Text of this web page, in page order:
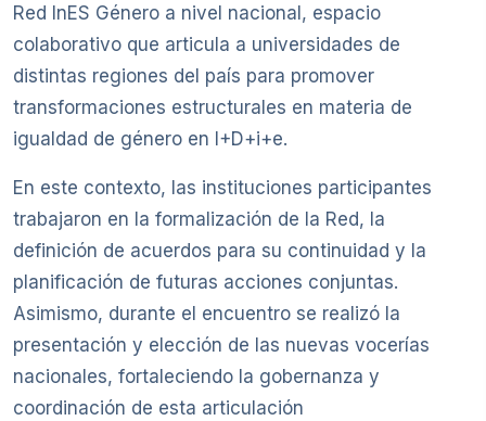
Red InES Género a nivel nacional, espacio
colaborativo que articula a universidades de
distintas regiones del país para promover
transformaciones estructurales en materia de
igualdad de género en I+D+i+e.
En este contexto, las instituciones participantes
trabajaron en la formalización de la Red, la
definición de acuerdos para su continuidad y la
planificación de futuras acciones conjuntas.
Asimismo, durante el encuentro se realizó la
presentación y elección de las nuevas vocerías
nacionales, fortaleciendo la gobernanza y
coordinación de esta articulación